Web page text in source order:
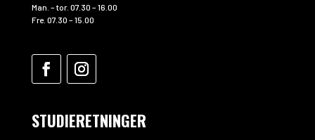
Man. – tor. 07.30 – 16.00
Fre. 07.30 – 15.00
STUDIERETNINGER